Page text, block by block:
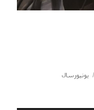
دسته‌ها
یونیورسال